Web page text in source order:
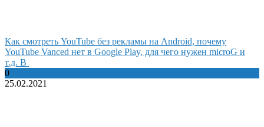
Как смотреть YouTube без рекламы на Android, почему
YouTube Vanced нет в Google Play, для чего нужен microG и
т.д. В
0
25.02.2021